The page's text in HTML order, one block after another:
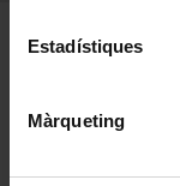
Estadístiques
Màrqueting